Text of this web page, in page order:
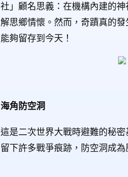
社」顧名思義：在機構內建的
解思鄉情懷。然而，奇蹟真的
能夠留存到今天！
海角防空洞
這是二次世界大戰時避難的秘
留下許多戰爭痕跡，防空洞成為